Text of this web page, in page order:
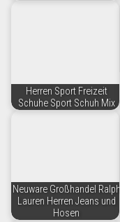
Herren Sport Freizeit
Schuhe Sport Schuh Mix
Neuware Großhandel Ralph
Lauren Herren Jeans und
Hosen